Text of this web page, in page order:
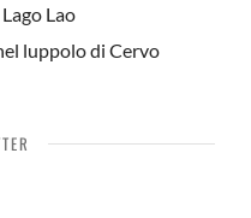
Lao
luppolo di Cervo